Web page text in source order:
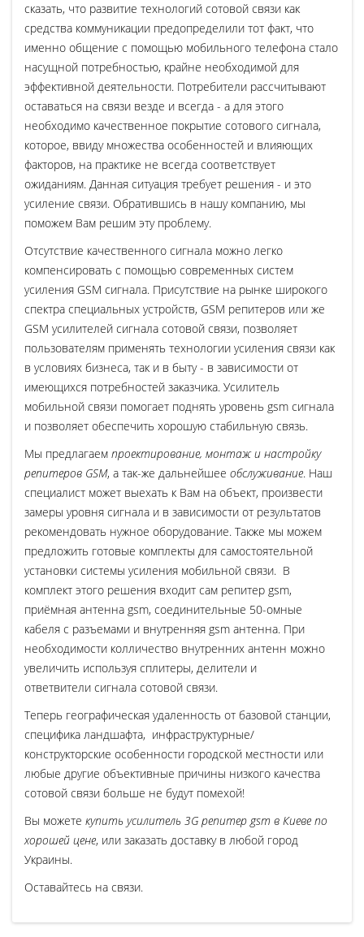
сказать, что развитие технологий сотовой связи как
средства коммуникации предопределили тот факт, что
именно общение с помощью мобильного телефона стало
насущной потребностью, крайне необходимой для
эффективной деятельности. Потребители рассчитывают
оставаться на связи везде и всегда - а для этого
необходимо качественное покрытие сотового сигнала,
которое, ввиду множества особенностей и влияющих
факторов, на практике не всегда соответствует
ожиданиям. Данная ситуация требует решения - и это
усиление связи. Обратившись в нашу компанию, мы
поможем Вам решим эту проблему.
Отсутствие качественного сигнала можно легко
компенсировать с помощью современных систем
усиления GSM сигнала. Присутствие на рынке широкого
спектра специальных устройств, GSM репитеров или же
GSM усилителей сигнала сотовой связи, позволяет
пользователям применять технологии усиления связи как
в условиях бизнеса, так и в быту - в зависимости от
имеющихся потребностей заказчика. Усилитель
мобильной связи помогает поднять уровень gsm сигнала
и позволяет обеспечить хорошую стабильную связь.
Мы предлагаем проектирование, монтаж и настройку
репитеров GSM, а так-же дальнейшее обслуживание. Наш
специалист может выехать к Вам на объект, произвести
замеры уровня сигнала и в зависимости от результатов
рекомендовать нужное оборудование. Также мы можем
предложить готовые комплекты для самостоятельной
установки системы усиления мобильной связи. В
комплект этого решения входит сам репитер gsm,
приёмная антенна gsm, соединительные 50-омные
кабеля с разъемами и внутренняя gsm антенна. При
необходимости колличество внутренних антенн можно
увеличить используя сплитеры, делители и
ответвители сигнала сотовой связи.
Теперь географическая удаленность от базовой станции,
специфика ландшафта, инфраструктурные/
конструкторские особенности городской местности или
любые другие объективные причины низкого качества
сотовой связи больше не будут помехой!
Вы можете купить усилитель 3G репитер gsm в Киеве по
хорошей цене, или заказать доставку в любой город
Украины.
Оставайтесь на связи.